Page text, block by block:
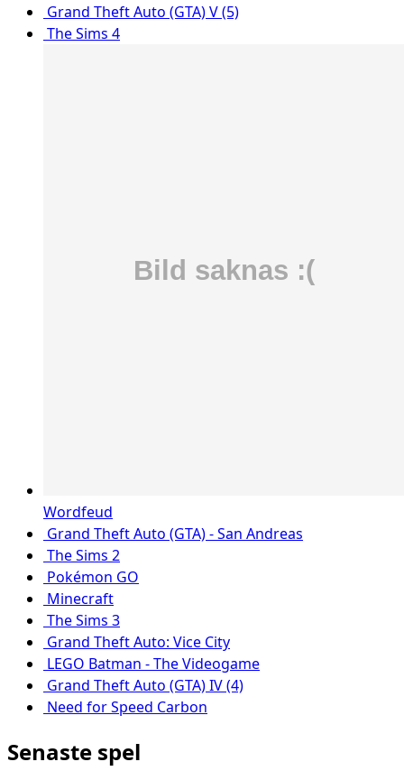
Grand Theft Auto (GTA) V (5)
The Sims 4
Wordfeud
Grand Theft Auto (GTA) - San Andreas
The Sims 2
Pokémon GO
Minecraft
The Sims 3
Grand Theft Auto: Vice City
LEGO Batman - The Videogame
Grand Theft Auto (GTA) IV (4)
Need for Speed Carbon
Senaste spel